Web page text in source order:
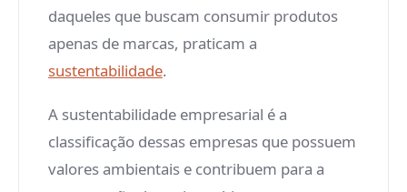
daqueles que buscam consumir produtos
apenas de marcas, praticam a
sustentabilidade.
A sustentabilidade empresarial é a
classificação dessas empresas que possuem
valores ambientais e contribuem para a